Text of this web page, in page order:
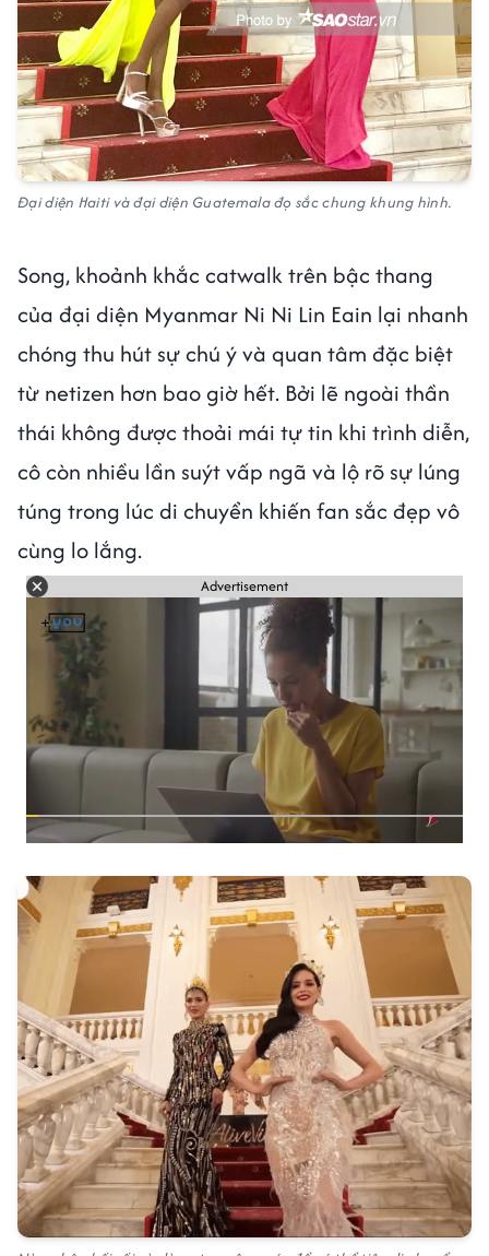
Đại diện Haiti và đại diện Guatemala đọ sắc chung khung hình.
Song, khoảnh khắc catwalk trên bậc thang
của đại diện Myanmar Ni Ni Lin Eain lại nhanh
chóng thu hút sự chú ý và quan tâm đặc biệt
từ netizen hơn bao giờ hết. Bởi lẽ ngoài thần
thái không được thoải mái tự tin khi trình diễn,
cô còn nhiều lần suýt vấp ngã và lộ rõ sự lúng
túng trong lúc di chuyển khiến fan sắc đẹp vô
cùng lo lắng.
Advertisement